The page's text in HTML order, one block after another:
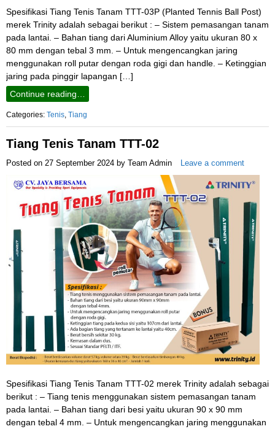
Spesifikasi Tiang Tenis Tanam TTT-03P (Planted Tennis Ball Post)
merek Trinity adalah sebagai berikut : – Sistem pemasangan tanam
pada lantai. – Bahan tiang dari Aluminium Alloy yaitu ukuran 80 x
80 mm dengan tebal 3 mm. – Untuk mengencangkan jaring
menggunakan roll putar dengan roda gigi dan handle. – Ketinggian
jaring pada pinggir lapangan […]
Continue reading…
Categories: Tenis Tiang
Tiang Tenis Tanam TTT-02
Posted on 27 September 2024 by Team Admin Leave a comment
Spesifikasi Tiang Tenis Tanam TTT-02 merek Trinity adalah sebagai
berikut : – Tiang tenis menggunakan sistem pemasangan tanam
pada lantai. – Bahan tiang dari besi yaitu ukuran 90 x 90 mm
dengan tebal 4 mm. – Untuk mengencangkan jaring menggunakan